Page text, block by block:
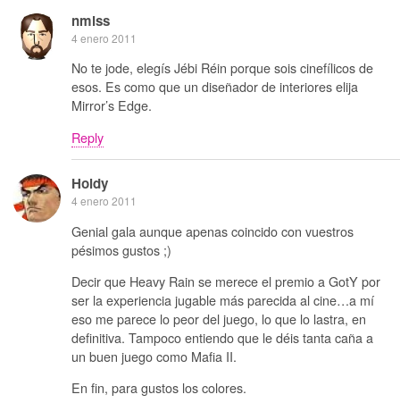
nmlss
4 enero 2011
No te jode, elegís Jébi Réin porque sois cinefílicos de
esos. Es como que un diseñador de interiores elija
Mirror’s Edge.
Reply
Holdy
4 enero 2011
Genial gala aunque apenas coincido con vuestros
pésimos gustos ;)
Decir que Heavy Rain se merece el premio a GotY por
ser la experiencia jugable más parecida al cine…a mí
eso me parece lo peor del juego, lo que lo lastra, en
definitiva. Tampoco entiendo que le déis tanta caña a
un buen juego como Mafia II.
En fin, para gustos los colores.